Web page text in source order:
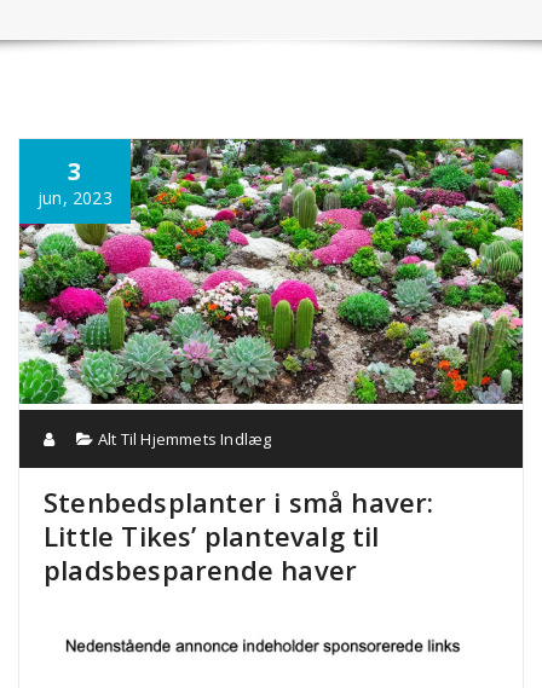
3
jun, 2023
Annonce
Alt Til Hjemmets Indlæg
Stenbedsplanter i små haver:
Little Tikes’ plantevalg til
pladsbesparende haver